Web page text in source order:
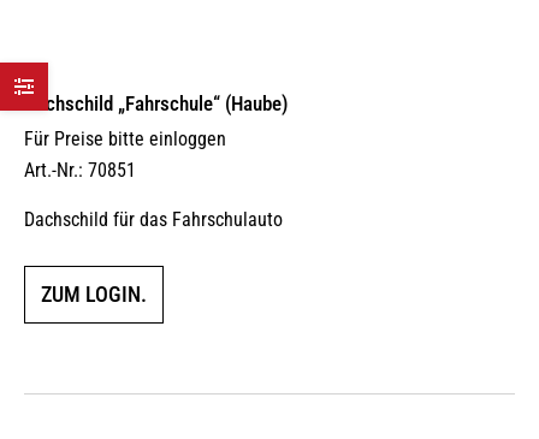
Dachschild „Fahrschule“ (Haube)
Für Preise bitte einloggen
Art.-Nr.: 70851
Dachschild für das Fahrschulauto
ZUM LOGIN.